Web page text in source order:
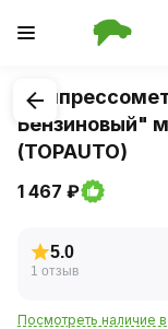
1/1
Бензиновый"
(TOPAUTO)
1 467 ₽
5.0
1 отзыв
Посмотреть наличие в